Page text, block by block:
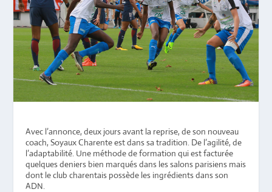
Avec l’annonce, deux jours avant la reprise, de son nouveau
coach, Soyaux Charente est dans sa tradition. De l’agilité, de
l’adaptabilité. Une méthode de formation qui est facturée
quelques deniers bien marqués dans les salons parisiens mais
dont le club charentais possède les ingrédients dans son
ADN.